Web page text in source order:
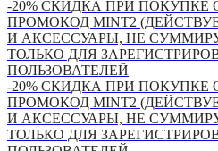
-20% СКИДКА ПРИ ПОКУПКЕ
ПРОМОКОД MINT2
И АКСЕССУАРЫ, НЕ
ТОЛЬКО ДЛЯ
ПОЛЬЗОВАТЕЛЕЙ
-20% СКИДКА ПРИ ПОКУПКЕ
ПРОМОКОД MINT2
И АКСЕССУАРЫ, НЕ
ТОЛЬКО ДЛЯ